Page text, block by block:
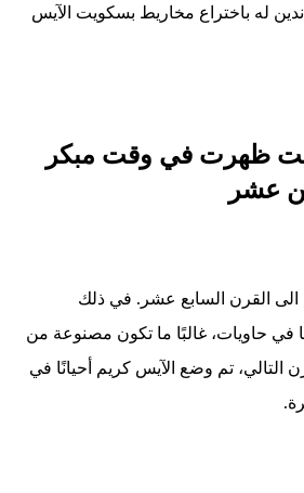
له باختراع مخاريط بسكويت الآيس
ظهرت في وقت مبكر
عشر
الى القرن السابع عشر. في ذلك
في حاويات، غالبًا ما تكون مصنوعة من
التالي، تم وضع الآيس كريم أحيانًا في